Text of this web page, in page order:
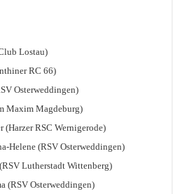
Lostau)
RC 66)
Osterweddingen)
Maxim Magdeburg)
(Harzer RSC Wernigerode)
Helene (RSV Osterweddingen)
Lutherstadt Wittenberg)
(RSV Osterweddingen)